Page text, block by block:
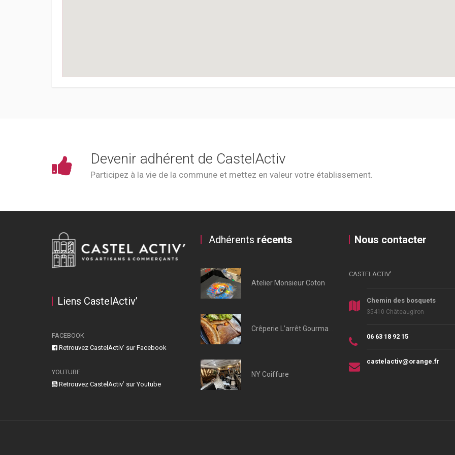
Devenir adhérent de CastelActiv
Participez à la vie de la commune et mettez en valeur votre établissement.
Liens CastelActiv’
FACEBOOK
Retrouvez CastelActiv’ sur Facebook
YOUTUBE
Retrouvez CastelActiv’ sur Youtube
Adhérents récents
Atelier Monsieur Coton
NY Coiffure
Nous contacter
CASTELACTIV'
Chemin des bosquets
35410 Châteaugiron
06 63 18 92 15
castelactiv@orange.fr